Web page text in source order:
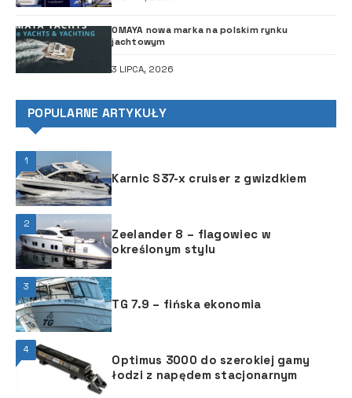
OMAYA nowa marka na polskim rynku
jachtowym
3 LIPCA, 2026
POPULARNE ARTYKUŁY
1
Karnic S37-x cruiser z gwizdkiem
2
Zeelander 8 – flagowiec w
określonym stylu
3
TG 7.9 – fińska ekonomia
4
Optimus 3000 do szerokiej gamy
łodzi z napędem stacjonarnym